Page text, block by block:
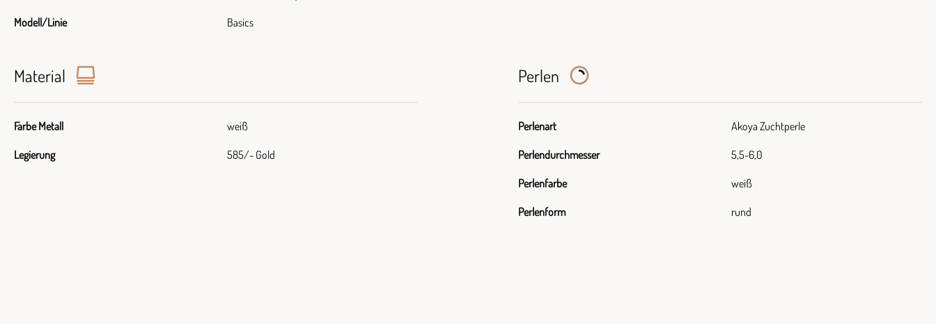
Modell/Linie Basics
Material
Farbe Metall weiß
Legierung 585/- Gold
Perlen
Perlenart Akoya Zuchtperle
Perlendurchmesser 5,5-6,0
Perlenfarbe weiß
Perlenform rund